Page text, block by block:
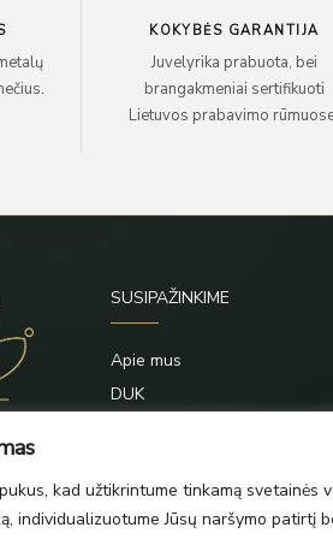
kad užtikrintume tinkamą
individualizuotume Jūsų naršymo patirtį
KOKYBĖS GARANTIJA
Juvelyrika prabuota, bei
brangakmeniai sertifikuoti
Lietuvos prabavimo
SUSIPAŽINKIME
Apie mus
DUK
Kontaktai